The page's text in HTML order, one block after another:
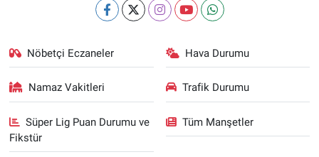
Nöbetçi Eczaneler Hava Durumu
Namaz Vakitleri Trafik Durumu
Süper Lig Puan Durumu ve
Fikstür
Tüm Manşetler